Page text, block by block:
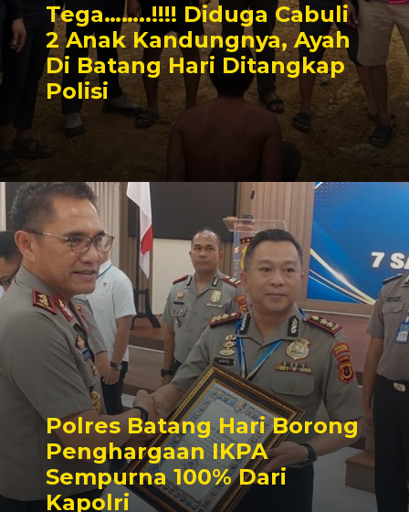
Tega……..!!!! Diduga Cabuli
2 Anak Kandungnya, Ayah
Di Batang Hari Ditangkap
Polisi
Polres Batang Hari Borong
Penghargaan IKPA
Sempurna 100% Dari
Kapolri